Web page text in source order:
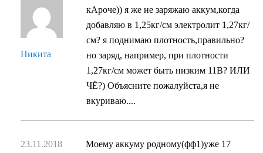
Никита
кАроче)) я же не заряжаю аккум,когда
добавляю в 1,25кг/см электролит 1,27кг/
см? я поднимаю плотность,правильно?
но заряд, например, при плотности
1,27кг/см может быть низким 11В? ИЛИ
ЧЁ?) Объясните пожалуйста,я не
вкуриваю....
23.11.2018
Моему аккуму родному(фф1)уже 17